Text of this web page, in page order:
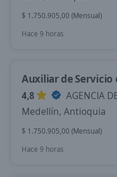
$ 1.750.905,00 (Mensual)
Hace 9 horas
Auxiliar de Servicio
4,8
AGENCIA
Medellín, Antioquia
$ 1.750.905,00 (Mensual)
Hace 9 horas